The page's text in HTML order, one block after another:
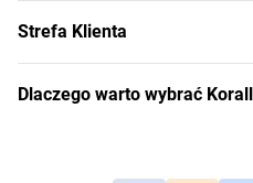
Strefa Klienta
Dlaczego warto wybrać